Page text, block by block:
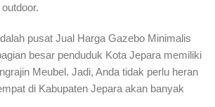
pusat Jual Harga Gazebo Minimalis
besar penduduk Kota Jepara memiliki
Meubel. Jadi, Anda tidak perlu heran
di Kabupaten Jepara akan banyak